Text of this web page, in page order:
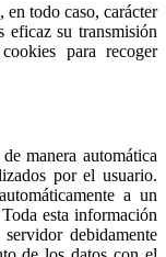
todo caso, carácter
eficaz su transmisión
para recoger
manera automática
por el usuario.
a un
esta información
debidamente